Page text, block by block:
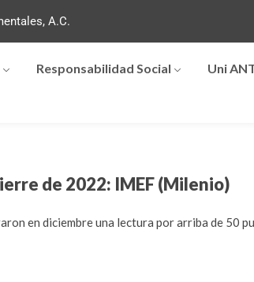
A.C.
Responsabilidad Social Uni
de 2022: IMEF (Milenio)
en diciembre una lectura por arriba de 50